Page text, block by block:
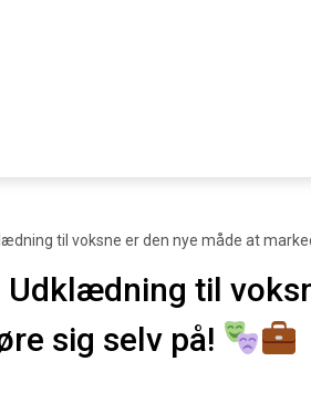
til voksne er den nye måde at
til
sig selv på!